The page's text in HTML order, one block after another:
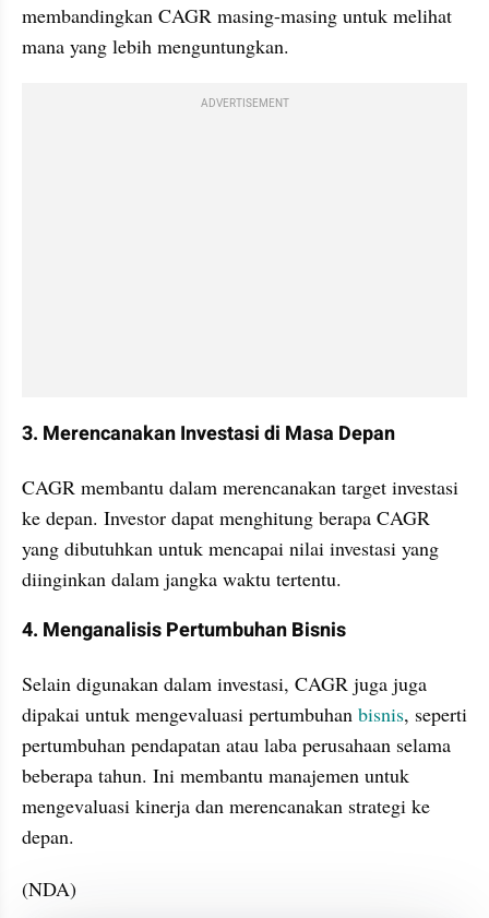
membandingkan CAGR masing-masing untuk melihat
mana yang lebih menguntungkan.
ADVERTISEMENT
3. Merencanakan Investasi di Masa Depan
CAGR membantu dalam merencanakan target investasi
ke depan. Investor dapat menghitung berapa CAGR
yang dibutuhkan untuk mencapai nilai investasi yang
diinginkan dalam jangka waktu tertentu.
4. Menganalisis Pertumbuhan Bisnis
Selain digunakan dalam investasi, CAGR juga juga
dipakai untuk mengevaluasi pertumbuhan bisnis, seperti
pertumbuhan pendapatan atau laba perusahaan selama
beberapa tahun. Ini membantu manajemen untuk
mengevaluasi kinerja dan merencanakan strategi ke
depan.
(NDA)